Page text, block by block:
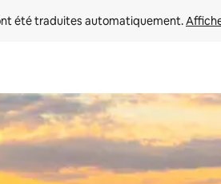
été traduites automatiquement.